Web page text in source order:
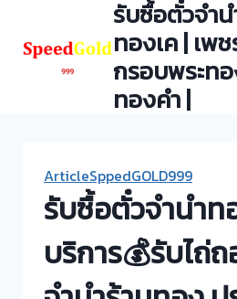
content
รับซื้อตั๋วจำ
ทองเค | เพ
กรอบพระท
ทองคำ |
ArticleSppedGOLD999
รับซื้อตั๋วจำนำ
บริการ💰รับไถ่